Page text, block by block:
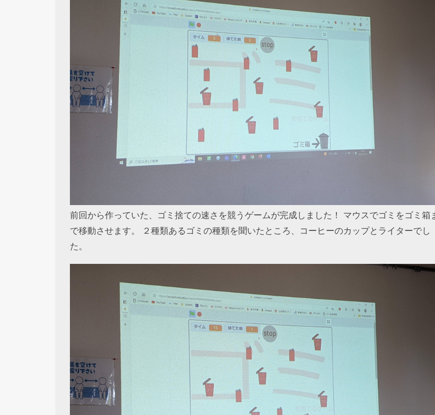
前回から作っていた、ゴミ捨ての速さを競うゲームが完成しました！ マウスでゴミをゴミ箱
で移動させます。 ２種類あるゴミの種類を聞いたところ、コーヒーのカップとライターでし
た。